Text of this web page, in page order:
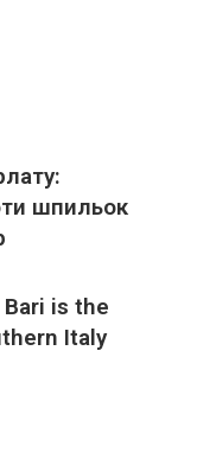
шпильок
is the
Italy